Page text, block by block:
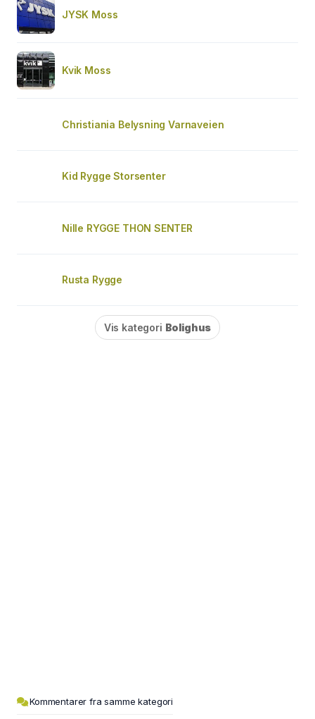
JYSK Moss
Kvik Moss
Christiania Belysning Varnaveien
Kid Rygge Storsenter
Nille RYGGE THON SENTER
Rusta Rygge
Vis kategori Bolighus
Kommentarer fra samme kategori